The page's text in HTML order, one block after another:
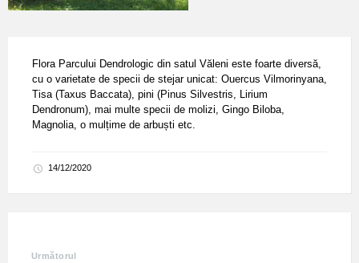
Flora Parcului Dendrologic din satul Văleni este foarte diversă,
cu o varietate de specii de stejar unicat: Ouercus Vilmorinyana,
Tisa (Taxus Baccata), pini (Pinus Silvestris, Lirium
Dendronum), mai multe specii de molizi, Gingo Biloba,
Magnolia, o mulțime de arbuști etc.
14/12/2020
Următorul